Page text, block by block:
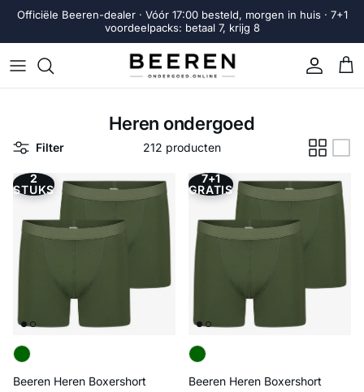
Ga naar inhoud
Officiële Beeren-dealer · Vóór 17:00 besteld, morgen in huis · 7+1
voordeelpacks: betaal 7, krijg 8
Account
Heren ondergoed
Filter 212 producten
2
STUKS
Beeren Heren Boxershort
7+1
GRATIS
Beeren Heren Boxershort